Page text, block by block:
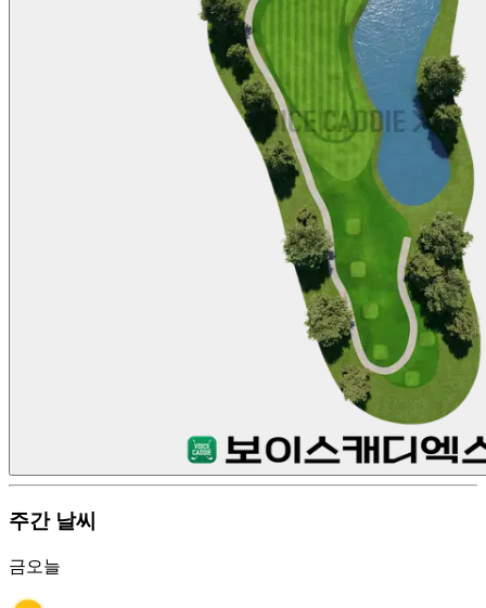
주간 날씨
금오늘